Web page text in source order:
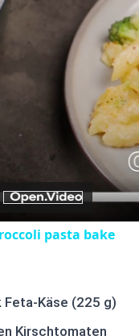
pasta bake
Feta-Käse (225 g)
Kirschtomaten